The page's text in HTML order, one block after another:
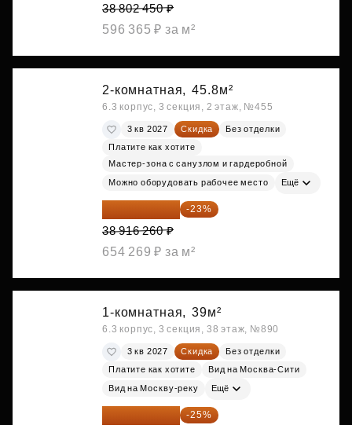
38 802 450 ₽
596 365 ₽ за м²
2-комнатная, 45.8м²
6.3 корпус, 3 секция, 2 этаж, №455
3 кв 2027 Скидка
Без отделки
Платите как хотите
Мастер-зона с санузлом и гардеробной
Можно оборудовать рабочее место Ещё
29 965 520 ₽ -23%
38 916 260 ₽
654 269 ₽ за м²
1-комнатная, 39м²
6.3 корпус, 3 секция, 38 этаж, №890
3 кв 2027 Скидка
Без отделки
Платите как хотите
Вид на Москва-Сити
Вид на Москву-реку Ещё
30 104 100 ₽ -25%